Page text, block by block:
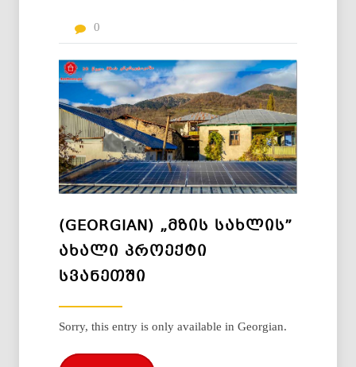
0
(GEORGIAN) „ᲛᲖᲘᲡ ᲡᲐᲮᲚᲘᲡ”
ᲐᲮᲐᲚᲘ ᲞᲠᲝᲔᲥᲢᲘ
ᲡᲕᲐᲜᲔᲗᲨᲘ
Sorry, this entry is only available in Georgian.